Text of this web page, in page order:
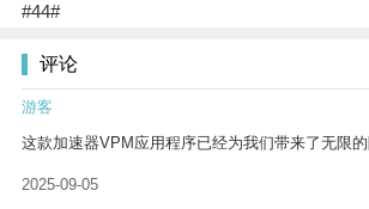
#44#
评论
游客
这款加速器VPM应用程序已经为我们带来了无限的
2025-09-05